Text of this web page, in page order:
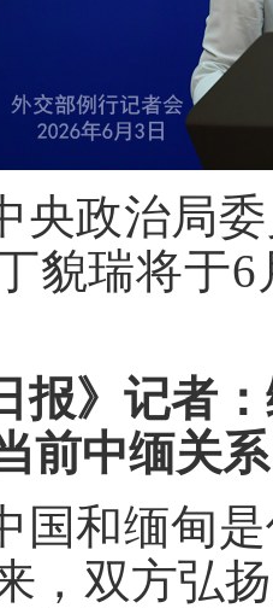
央政治局
貌瑞将于
报》记者
前中缅关
国和缅甸
，双方弘